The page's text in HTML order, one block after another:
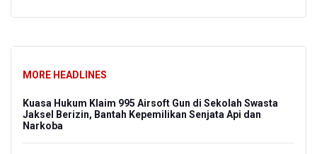
MORE HEADLINES
Kuasa Hukum Klaim 995 Airsoft Gun di Sekolah Swasta
Jaksel Berizin, Bantah Kepemilikan Senjata Api dan
Narkoba